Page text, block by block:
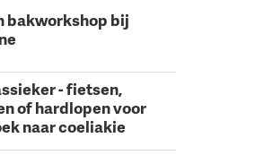
bakworkshop bij
- fietsen,
of hardlopen voor
naar coeliakie